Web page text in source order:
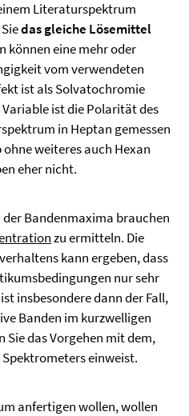
Literaturspektrum
das gleiche Lösemittel
können eine mehr oder
vom verwendeten
ist als Solvatochromie
ist die Polarität des
in Heptan gemessen
weiteres auch Hexan
eher nicht.
Bandenmaxima brauchen
zu ermitteln. Die
kann ergeben, dass
nur sehr
insbesondere dann der Fall,
Banden im kurzwelligen
Sie das Vorgehen mit dem,
Spektrometers einweist.
anfertigen wollen, wollen